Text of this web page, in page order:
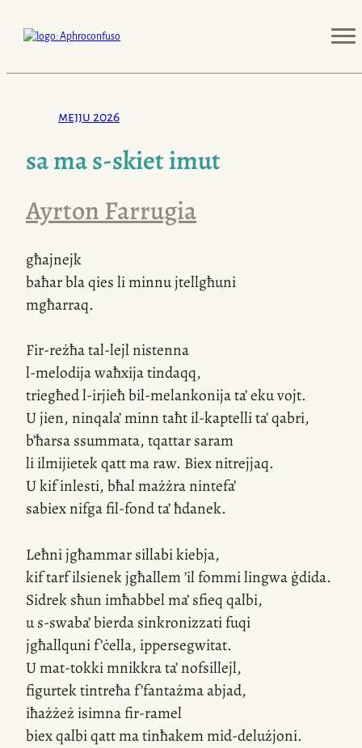
mejju 2026
sa mas-skietimut
Ayrton Farrugia
għajnejk
baħar bla qies li minnu jtellgħuni
mgħarraq.
Fir-reżħa tal-lejl nistenna
l-melodija waħxija tindaqq,
triegħed l-irjieħ bil-melankonija ta’ eku vojt.
U jien, ninqala’ minn taħt il-kaptelli ta’ qabri,
b’ħarsa ssummata, tqattar saram
li ilmijietek qatt ma raw. Biex nitrejjaq.
U kif inlesti, bħal mażżra nintefa’
sabiex nifga fil-fond ta’ ħdanek.
Leħni jgħammar sillabi kiebja,
kif tarf ilsienek jgħallem ’il fommi lingwa ġdida.
Sidrek sħun imħabbel ma’ sfieq qalbi,
u s-swaba’ bierda sinkronizzati fuqi
jgħallquni f’ċella, ippersegwitat.
U mat-tokki mnikkra ta’ nofsillejl,
figurtek tintreħa f’fantażma abjad,
iħażżeż isimna fir-ramel
biex qalbi qatt ma tinħakem mid-delużjoni.